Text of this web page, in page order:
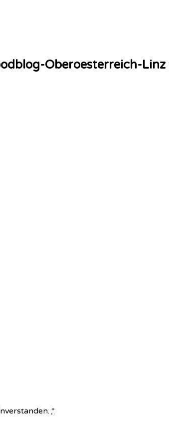
Oberoesterreich-Linz
*